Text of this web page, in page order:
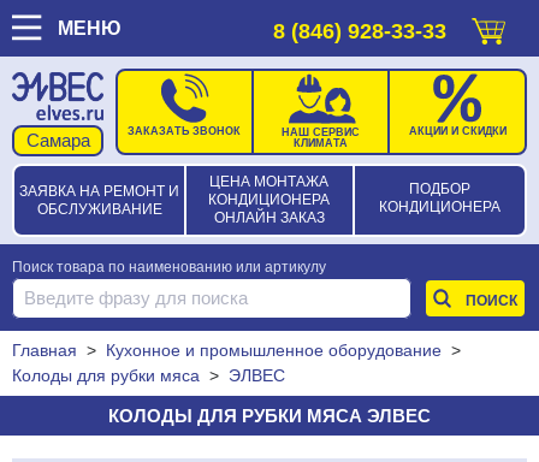
МЕНЮ 8 (846) 928-33-33
ЗАЯВКА НА РЕМОНТ И
ОБСЛУЖИВАНИЕ
ЦЕНА МОНТАЖА
КОНДИЦИОНЕРА
ОНЛАЙН ЗАКАЗ
ПОДБОР
КОНДИЦИОНЕРА
ЗАКАЗАТЬ ЗВОНОК
НАШ СЕРВИС
КЛИМАТА
АКЦИИ И СКИДКИ
Поиск товара по наименованию или артикулу
Главная > Кухонное и промышленное оборудование >
Колоды для рубки мяса > ЭЛВЕС
КОЛОДЫ ДЛЯ РУБКИ МЯСА ЭЛВЕС